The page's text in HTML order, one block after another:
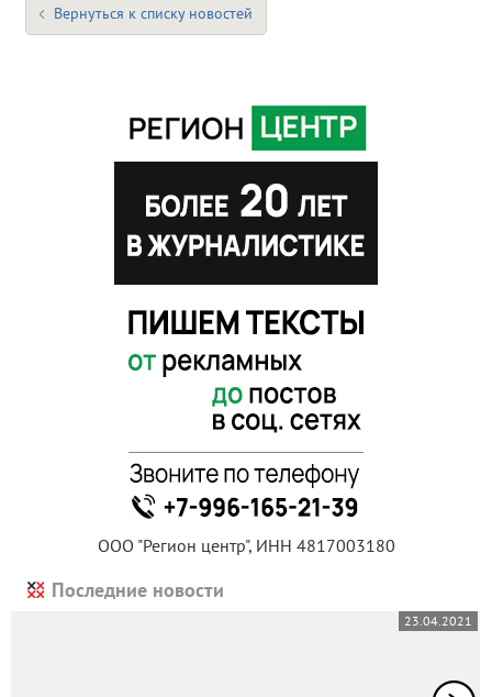
Вернуться к списку новостей
ООО "Регион центр", ИНН 4817003180
Последние новости
23.04.2021